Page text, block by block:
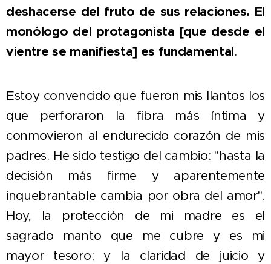
deshacerse del fruto de sus relaciones. El
monólogo del protagonista [que desde el
vientre se manifiesta] es fundamental.
Estoy convencido que fueron mis llantos los
que perforaron la fibra más íntima y
conmovieron al endurecido corazón de mis
padres. He sido testigo del cambio: "hasta la
decisión más firme y aparentemente
inquebrantable cambia por obra del amor".
Hoy, la protección de mi madre es el
sagrado manto que me cubre y es mi
mayor tesoro; y la claridad de juicio y